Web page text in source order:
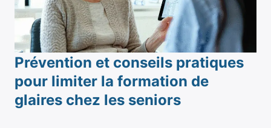
Prévention et conseils pratiques
pour limiter la formation de
glaires chez les seniors